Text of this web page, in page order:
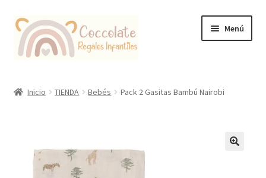
Ir
la
Ir
contenido
Menú
Inicio TIENDA Bebés Pack 2 Gasitas Bambú Nairobi